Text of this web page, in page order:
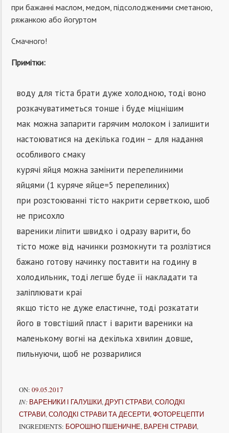
при бажанні маслом, медом, підсолодженими сметаною,
ряжанкою або йогуртом
Смачного!
Примітки:
воду для тіста брати дуже холодною, тоді воно
розкачуватиметься тонше і буде міцнішим
мак можна запарити гарячим молоком і залишити
настоюватися на декілька годин – для надання
особливого смаку
курячі яйця можна замінити перепелиними
яйцями (1 куряче яйце=5 перепелиних)
при розстоюванні тісто накрити серветкою, щоб
не присохло
вареники ліпити швидко і одразу варити, бо
тісто може від начинки розмокнути та розлізтися
бажано готову начинку поставити на годину в
холодильник, тоді легше буде її накладати та
заліплювати краї
якщо тісто не дуже еластичне, тоді розкатати
його в товстіший пласт і варити вареники на
маленькому вогні на декілька хвилин довше,
пильнуючи, щоб не розварилися
ON: 09.05.2017
IN: ВАРЕНИКИ І ГАЛУШКИ,ДРУГІ СТРАВИ,СОЛОДКІ
СТРАВИ,СОЛОДКІ СТРАВИ ТА ДЕСЕРТИ,ФОТОРЕЦЕПТИ
INGREDIENTS: БОРОШНО ПШЕНИЧНЕ, ВАРЕНІ СТРАВИ,